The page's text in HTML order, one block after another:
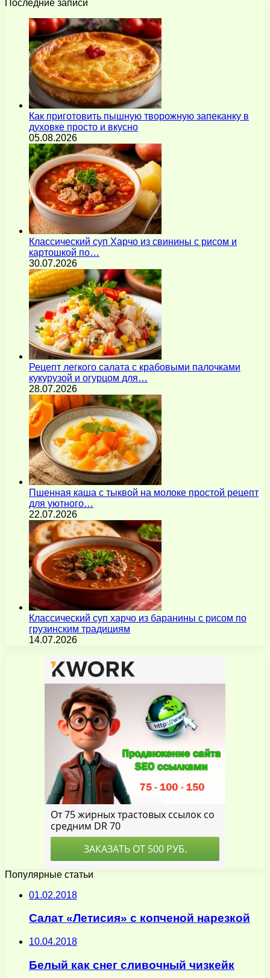
Последние записи
Как приготовить пышную творожную запеканку в
духовке просто и вкусно
05.08.2026
Классический суп Харчо из свинины с рисом и
картошкой по…
30.07.2026
Рецепт легкого салата с крабовыми палочками
кукурузой и огурцом для…
28.07.2026
Пшенная каша с тыквой на молоке простой рецепт
для уютного…
22.07.2026
Классический суп харчо из баранины с рисом по
грузинским традициям
14.07.2026
Популярные статьи
01.02.2018
Салат «Летисия» с копченой нарезкой
10.04.2018
Белый как снег сливочный чизкейк